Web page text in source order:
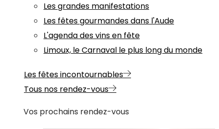
Les grandes manifestations
Les fêtes gourmandes dans l'Aude
L'agenda des vins en fête
Limoux, le Carnaval le plus long du monde
Les fêtes incontournables
Tous nos rendez-vous
Vos prochains rendez-vous